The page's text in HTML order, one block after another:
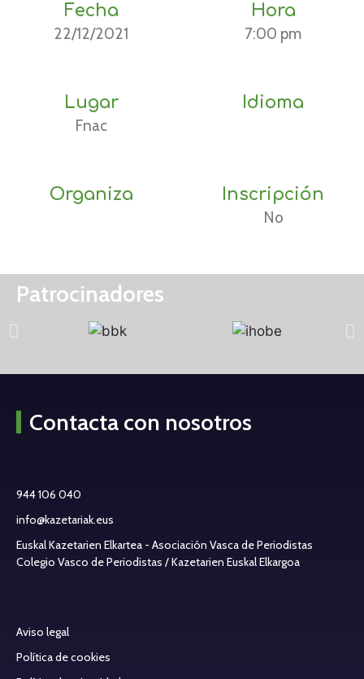
Fecha
22/12/2021
Hora
7:00 pm
Lugar
Fnac
Idioma
Organiza Inscripción
No
Patrocinadores
Contacta con nosotros
944 106 040
info@kazetariak.eus
Euskal Kazetarien Elkartea - Asociación Vasca de Periodistas
Colegio Vasco de Periodistas / Kazetarien Euskal Elkargoa
Aviso legal
Política de cookies